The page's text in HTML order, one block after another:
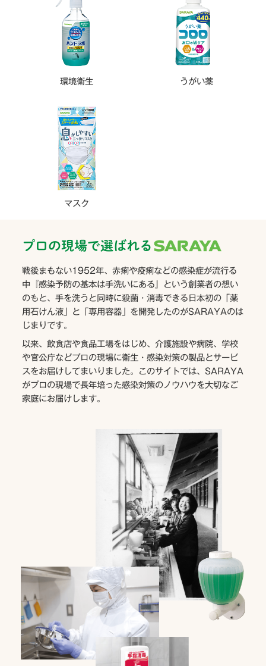
環境衛生 うがい薬
マスク
プロの現場で選ばれる
戦後まもない1952年、赤痢や疫痢などの感染症が流行る
中『感染予防の基本は手洗いにある』という創業者の想い
のもと、手を洗うと同時に殺菌・消毒できる日本初の「薬
用石けん液」と「専用容器」を開発したのがSARAYAのは
じまりです。
以来、飲食店や食品工場をはじめ、介護施設や病院、学校
や官公庁などプロの現場に衛生・感染対策の製品とサービ
スをお届けしてまいりました。このサイトでは、SARAYA
がプロの現場で長年培った感染対策のノウハウを大切なご
家庭にお届けします。